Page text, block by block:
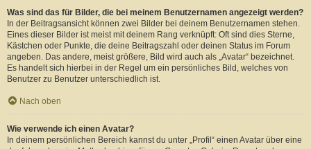
Was sind das für Bilder, die bei meinem Benutzernamen angezeigt werden?
In der Beitragsansicht können zwei Bilder bei deinem Benutzernamen stehen.
Eines dieser Bilder ist meist mit deinem Rang verknüpft: Oft sind dies Sterne,
Kästchen oder Punkte, die deine Beitragszahl oder deinen Status im Forum
angeben. Das andere, meist größere, Bild wird auch als „Avatar“ bezeichnet.
Es handelt sich hierbei in der Regel um ein persönliches Bild, welches von
Benutzer zu Benutzer unterschiedlich ist.
Nach oben
Wie verwende ich einen Avatar?
In deinem persönlichen Bereich kannst du unter „Profil“ einen Avatar über eine